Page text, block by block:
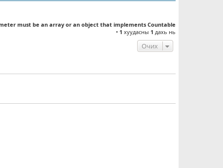
must be an array or an object that implements Countable
• 1 хуудасны 1 дахь нь
Очих